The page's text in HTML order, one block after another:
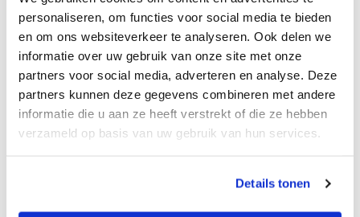
personaliseren, om functies voor social media te bieden
en om ons websiteverkeer te analyseren. Ook delen we
informatie over uw gebruik van onze site met onze
partners voor social media, adverteren en analyse. Deze
partners kunnen deze gegevens combineren met andere
informatie die u aan ze heeft verstrekt of die ze hebben
verzameld op basis van uw gebruik van hun services.
Details tonen